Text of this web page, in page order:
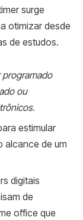
surge
otimizar desde
de estudos.
ou
estimular
alcance de um
digitais
de
office que